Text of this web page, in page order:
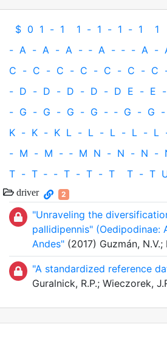
$ 0 1 - 1 1 - 1 - 1 - 1 1
- A - A - A - ‐ A - ‐ - A -
C - C - C - C - C - C - C
- D - D - D - D - D E - E -
- G - G - G - G - ‐ G - G -
K - K - K L - L - L - L - L
- M - M - ‐ M N - N - N -
T - T ‐ - T - T - T T - T
driver 2
"Unraveling the
pallidipennis"
Andes" (2017) Guzmán,
"A standardized reference
Guralnick, R.P.; Wieczorek,